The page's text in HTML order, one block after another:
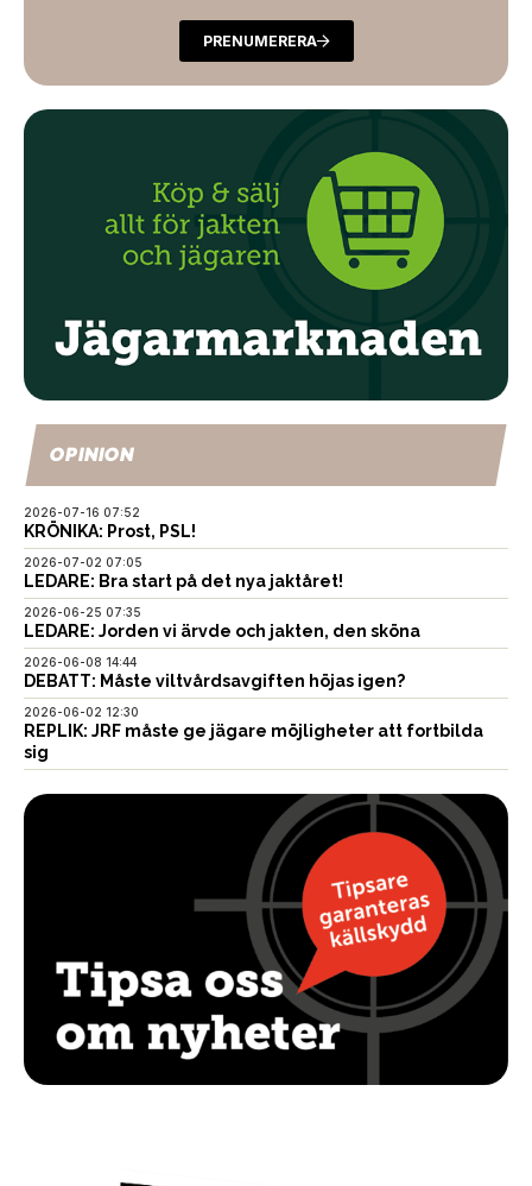
PRENUMERERA
OPINION
2026-07-16 07:52
KRÖNIKA: Prost, PSL!
2026-07-02 07:05
LEDARE: Bra start på det nya jaktåret!
2026-06-25 07:35
LEDARE: Jorden vi ärvde och jakten, den sköna
2026-06-08 14:44
DEBATT: Måste viltvårdsavgiften höjas igen?
2026-06-02 12:30
REPLIK: JRF måste ge jägare möjligheter att fortbilda
sig